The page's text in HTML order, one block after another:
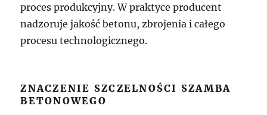
proces produkcyjny. W praktyce producent
nadzoruje jakość betonu, zbrojenia i całego
procesu technologicznego.
ZNACZENIE SZCZELNOŚCI SZAMBA
BETONOWEGO